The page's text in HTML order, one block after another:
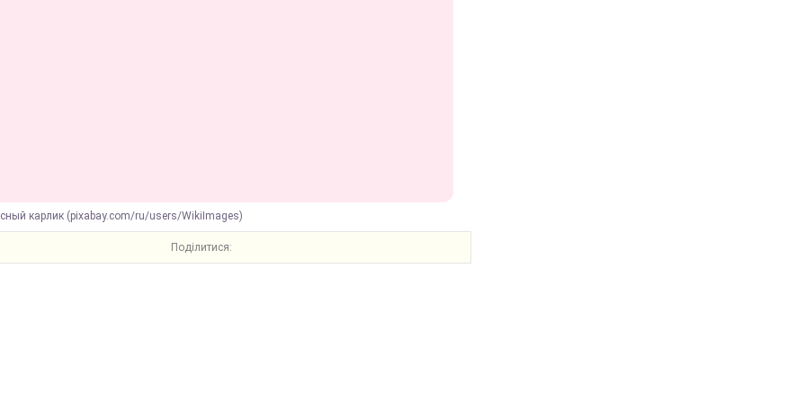
карлик (pixabay.com/ru/users/WikiImages)
Поділитися: